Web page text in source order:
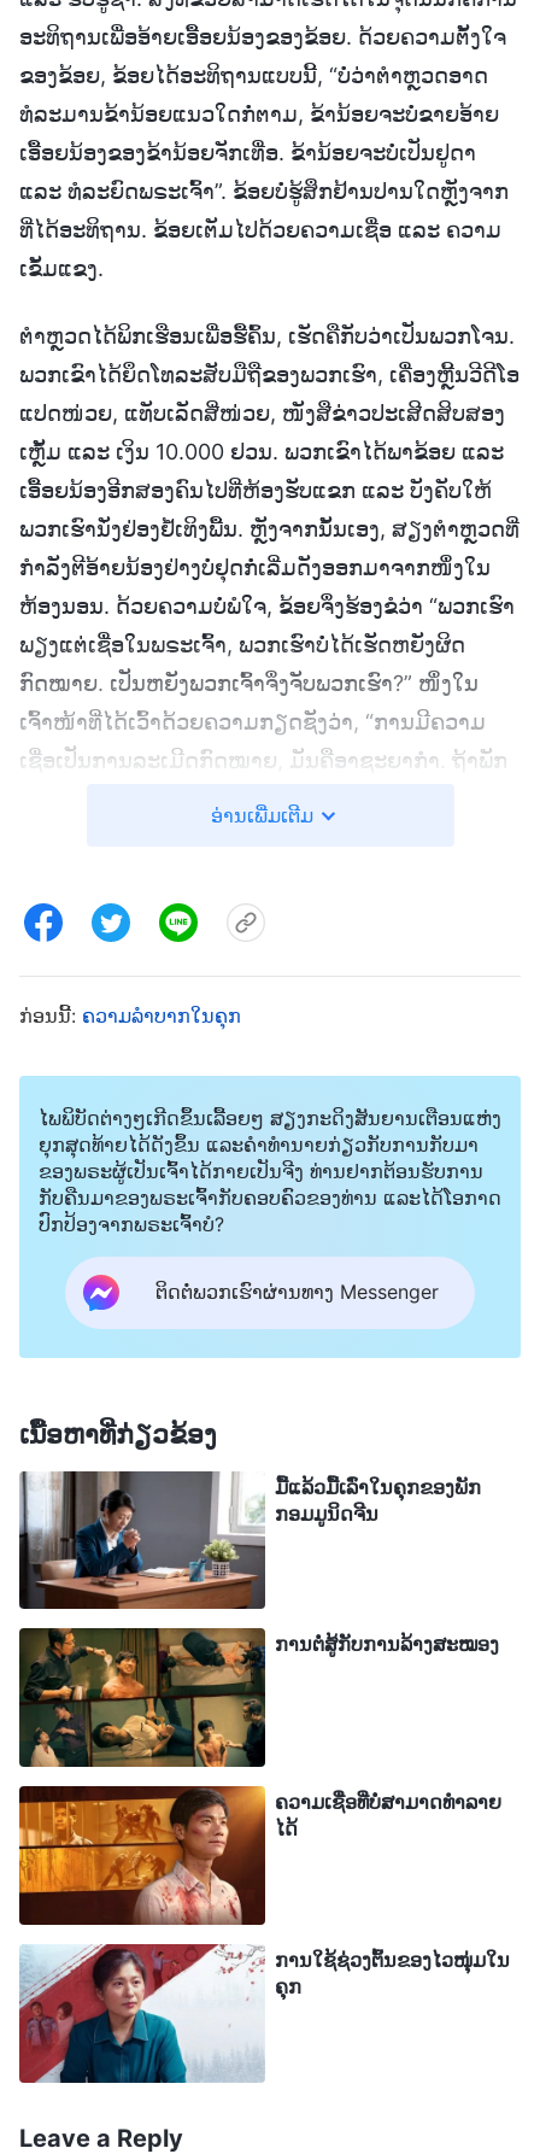
ອະທິຖານເພື່ອອ້າຍເອື້ອຍນ້ອງຂອງຂ້ອຍ. ດ້ວຍຄວາມຕັ້ງໃຈ
ຂອງຂ້ອຍ, ຂ້ອຍໄດ້ອະທິຖານແບບນີ້, “ບໍ່ວ່າຕຳຫຼວດອາດ
ທໍລະມານຂ້ານ້ອຍແນວໃດກໍ່ຕາມ, ຂ້ານ້ອຍຈະບໍ່ຂາຍອ້າຍ
ເອື້ອຍນ້ອງຂອງຂ້ານ້ອຍຈັກເທື່ອ. ຂ້ານ້ອຍຈະບໍ່ເປັນຢູດາ
ແລະ ທໍລະຍົດພຣະເຈົ້າ”. ຂ້ອຍບໍ່ຮູ້ສຶກຢ້ານປານໃດຫຼັງຈາກ
ທີ່ໄດ້ອະທິຖານ. ຂ້ອຍເຕັມໄປດ້ວຍຄວາມເຊື່ອ ແລະ ຄວາມ
ເຂັ້ມແຂງ.
ຕຳຫຼວດໄດ້ພິກເຮືອນເພື່ອຮື້ຄົ້ນ, ເຮັດຄືກັບວ່າເປັນພວກໂຈນ.
ພວກເຂົາໄດ້ຍຶດໂທລະສັບມືຖືຂອງພວກເຮົາ, ເຄື່ອງຫຼີ້ນວີດີໂອ
ແປດໜ່ວຍ, ແທັບເລັດສີ່ໜ່ວຍ, ໜັງສືຂ່າວປະເສີດສິບສອງ
ເຫຼັ້ມ ແລະ ເງິນ 10.000 ຢວນ. ພວກເຂົາໄດ້ພາຂ້ອຍ ແລະ
ເອື້ອຍນ້ອງອີກສອງຄົນໄປທີ່ຫ້ອງຮັບແຂກ ແລະ ບັງຄັບໃຫ້
ພວກເຮົານັ່ງຢ່ອງຢໍ້ເທິງພື້ນ. ຫຼັງຈາກນັ້ນເອງ, ສຽງຕຳຫຼວດທີ່
ກຳລັງຕີອ້າຍນ້ອງຢ່າງບໍ່ຢຸດກໍ່ເລີ່ມດັງອອກມາຈາກໜຶ່ງໃນ
ຫ້ອງນອນ. ດ້ວຍຄວາມບໍ່ພໍໃຈ, ຂ້ອຍຈຶ່ງຮ້ອງຂໍວ່າ “ພວກເຮົາ
ພຽງແຕ່ເຊື່ອໃນພຣະເຈົ້າ, ພວກເຮົາບໍ່ໄດ້ເຮັດຫຍັງຜິດ
ກົດໝາຍ. ເປັນຫຍັງພວກເຈົ້າຈຶ່ງຈັບພວກເຮົາ?” ໜຶ່ງໃນ
ເຈົ້າໜ້າທີ່ໄດ້ເວົ້າດ້ວຍຄວາມກຽດຊັງວ່າ, “ການມີຄວາມ
ເຊື່ອເປັນການລະເມີດກົດໝາຍ, ມັນຄືອາຊະຍາກຳ. ຖ້າພັກ
ກອມມູນິດເວົ້າວ່າພວກເຈົ້າກໍາລັງລະເມີດກົດໝາຍ, ສະນັ້ນ
ແດນຂອງພວກເຂົາ. ສິ່ງນີ້ຄືການທີ່ພວກເຈົ້າເຮັດໃຫ້ຕົນເອງ
ກົດໝາຍບໍ?” ພວກເຂົາເວົ້າພ້ອມທັງຫົວຂວັນວ່າ, “ເຈົ້າບໍ່ຮູ້
ພຽງການສະແດງ, ເພື່ອໃຫ້ຕ່າງຊາດໄດ້ເຫັນ, ແຕ່ນີ້ແມ່ນສິ່ງ
ທີ່ເຈົ້າເຊິ່ງເປັນຜູ້ເຊື່ອຈະໄດ້ຮັບ!” ເມື່ອລາວເວົ້າແບບນີ້, ລາວ
ໄດ້ຕົບຂ້ອຍທົ່ວໃບໜ້າ ແລະ ເຈົ້າໜ້າທີ່ຍິງຄົນໜຶ່ງໄດ້ມາ
ແລະ ເຕະແຂນຂອງຂ້ອຍ. ຂ້ອຍຄຽດແຄ້ນ ແລະ ພຣະທຳ
ເຫຼົ່ານີ້ຂອງພຣະເຈົ້າໄດ້ປາກົດເຂົ້າມາໃນຄວາມຄິດ: “ນີ້ແມ່ນ
ອິດສະຫຼະທາງສາສະໜາບໍ? ນີ້ແມ່ນສິດທີ່ຖືກຕ້ອງຕາມ
ປາກົດຕົວ ແລະ ພາລະກິດຂອງພຣະເຈົ້າ. ພາລະກິດ ແລະ ທາງເຂົ້າ
. ການມີພັກກອມມູນິດຄວບຄຸມຄືການໃຫ້ຊາຕານຄວບ
ຄຸມແທ້ໆ. ກົດໝາຍທັງໝົດຂອງພວກເຂົາມີຈຸດປະສົງເພື່ອ
ຫຼອກລວງ. ພວກເຂົາບອກຄົນພາຍນອກວ່າມີອິດສະຫຼະພາບ
ທາງຄວາມເຊື່ອ, ແຕ່ຄວາມເປັນຈິງກໍ່ຄືພວກເຂົາບໍ່ອະນຸຍາດ
ໃຫ້ຜູ້ໃດເຊື່ອໃນພຣະເຈົ້າ ແລະ ຮັບເອົາເສັ້ນທາງທີ່ຖືກຕ້ອງ.
ພວກເຂົາຈະບໍ່ຍອມໃຫ້ມີຫຍັງທີ່ດີ. ພວກເຂົາຈັບກຸມ ແລະ
ທຳຮ້າຍຄຣິດຕຽນໃນວົງກວ້າງ. ຕຳຫຼວດເຫຼົ່ານັ້ນເປັນພຽງ
ພວກໂຈນ ແລະ ອັນຕະພານໃນເຄື່ອງແບບ. ມັນເປັນເລື່ອງ
ຕະຫຼົກທີ່ຂ້ອຍພະຍາຍາມໃຊ້ເຫດຜົນກັບພວກເຂົາ! ເມື່ອ
ພວກເຂົາເອົາຂ້ອຍເຂົ້າໄປໃນລົດຕໍາຫຼວດ, ຂ້ອຍກໍ່ເຫັນວ່າມີ
ລົດຕໍາຫຼວດຫຼາຍກວ່າສິບສອງຄັນທີ່ຢູ່ອ້ອມຂ້າງພວກເຮົາ.
ເມື່ອພວກເຮົາຖືກພາຕົວໄປທີ່ກອງບັນຊາການປ້ອງກັນຄວາມ
ໝັ້ນຄົງແຫ່ງຊາດປະຈຳເຂດປົກຄອງ, ເຈົ້າໜ້າທີ່ຄົນໜຶ່ງໄດ້
ເວົ້າກັບຂ້ອຍວ່າ, “ພວກເຮົາໄດ້ຈັບປາໂຕໃຫຍ່ພ້ອມກັບເຈົ້າ.
ພວກເຮົາຮູ້ທຸກສິ່ງກ່ຽວກັບພວກເຈົ້າ. ພວກເຮົາຮູ້ຈັກທຸກ
ເມືອງ, ທຸກເຂດປົກຄອງທີ່ເຈົ້າເຄີຍໄປໃນສອງສາມອາທິດ
ພວກເຮົາຈະບໍ່ລະດົມກອງກໍາລັງໃຫຍ່ຂະໜາດນີ້ເພື່ອມາຈັບ
ອ່ານເພີ່ມເຕີມ
ກ່ອນນີ້: ຄວາມລຳບາກໃນຄຸກ
ໄພພິບັດຕ່າງໆເກີດຂຶ້ນເລື້ອຍໆ ສຽງກະດິງສັນຍານເຕືອນແຫ່ງ
ຍຸກສຸດທ້າຍໄດ້ດັງຂຶ້ນ ແລະຄໍາທໍານາຍກ່ຽວກັບການກັບມາ
ຂອງພຣະຜູ້ເປັນເຈົ້າໄດ້ກາຍເປັນຈີງ ທ່ານຢາກຕ້ອນຮັບການ
ກັບຄືນມາຂອງພຣະເຈົ້າກັບຄອບຄົວຂອງທ່ານ ແລະໄດ້ໂອກາດ
ປົກປ້ອງຈາກພຣະເຈົ້າບໍ?
ຕິດຕໍ່ພວກເຮົາຜ່ານທາງ Messenger
ເນື້ອຫາທີ່ກ່ຽວຂ້ອງ
ມື້ແລ້ວມື້ເລົ່າໃນຄຸກຂອງພັກ
ກອມມູນິດຈີນ
ການຕໍ່ສູ້ກັບການລ້າງສະໝອງ
ຄວາມເຊື່ອທີ່ບໍ່ສາມາດທຳລາຍ
ໄດ້
ການໃຊ້ຊ່ວງຕົ້ນຂອງໄວໜຸ່ມໃນ
ຄຸກ
Leave a Reply